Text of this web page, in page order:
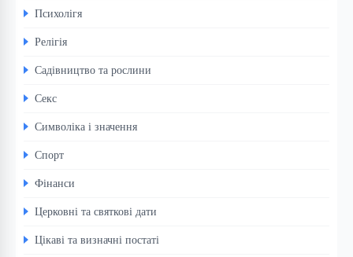
Психолігя
Релігія
Садівництво та рослини
Секс
Символіка і значення
Спорт
Фінанси
Церковні та святкові дати
Цікаві та визначні постаті